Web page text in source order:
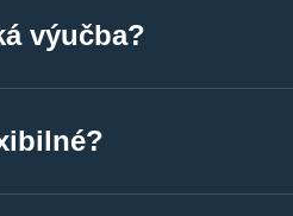
máme vybavené
výučba?
máme vybavené